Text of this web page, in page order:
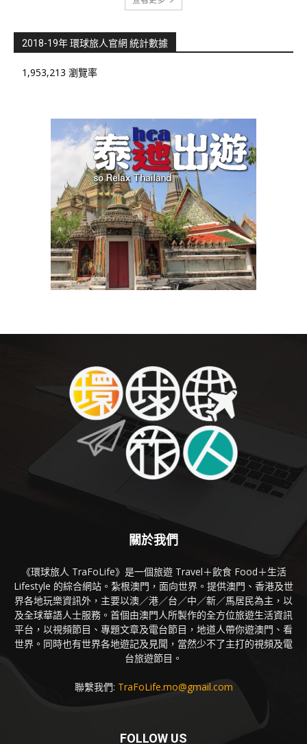
2018-19年 環球旅人官網 統計數據
1,953,213 瀏覽率
關於我們
《環球旅人 TraFoLife》是一個旅遊 Travel＋飲食 Food＋生活
Lifestyle 的綜合網站。紮根澳門，面向世界。提供澳門、香港及世
界各地玩樂資訊外，主要以澳／港／台／中／新／馬居民為主，以
及全球華語人士服務。首個由澳門人所製作的全方位旅遊生活資訊
平台，以視頻節目、專題文章及電台節目，地道人帶你遊澳門、看
世界。同時也有世界各地遊記及見聞，當然少不了主打的視頻及電
台旅遊節目。
聯繫我們: TraFoLife.mo@gmail.com
FOLLOW US